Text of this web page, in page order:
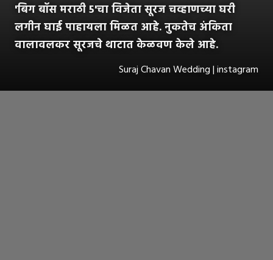
'बिग बॉस मराठी 5'चा विजेता सूरज चव्हाणच्या घरी
लगीन घाई पाहायला मिळत आहे. नुकतेच अंकिता
वालावलकर सूरजचे थाटात केळवण केले आहे.
Suraj Chavan Wedding | instagram